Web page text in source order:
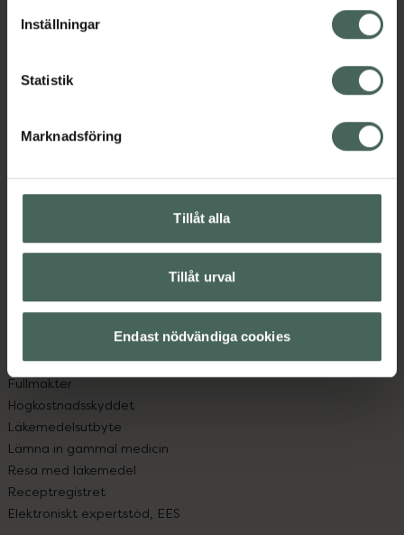
lagligheten av behandling som skett innan återkallelsen.
Inställningar
Statistik
Marknadsföring
Tillåt alla
Tillåt urval
Endast nödvändiga cookies
syd till Lappland i norr, och online i mobilen och på
datorn. Oavsett vem du är så är det vårt uppdrag att
hjälpa just dig att må lite bättre. Välkommen att prata
med oss.
Kundservice
Vanliga frågor
Hitta apotek
Leverans, betalning och retur
App
Om recept och läkemedel
Fullmakter
Högkostnadsskyddet
Läkemedelsutbyte
Lämna in gammal medicin
Resa med läkemedel
Receptregistret
Elektroniskt expertstöd, EES